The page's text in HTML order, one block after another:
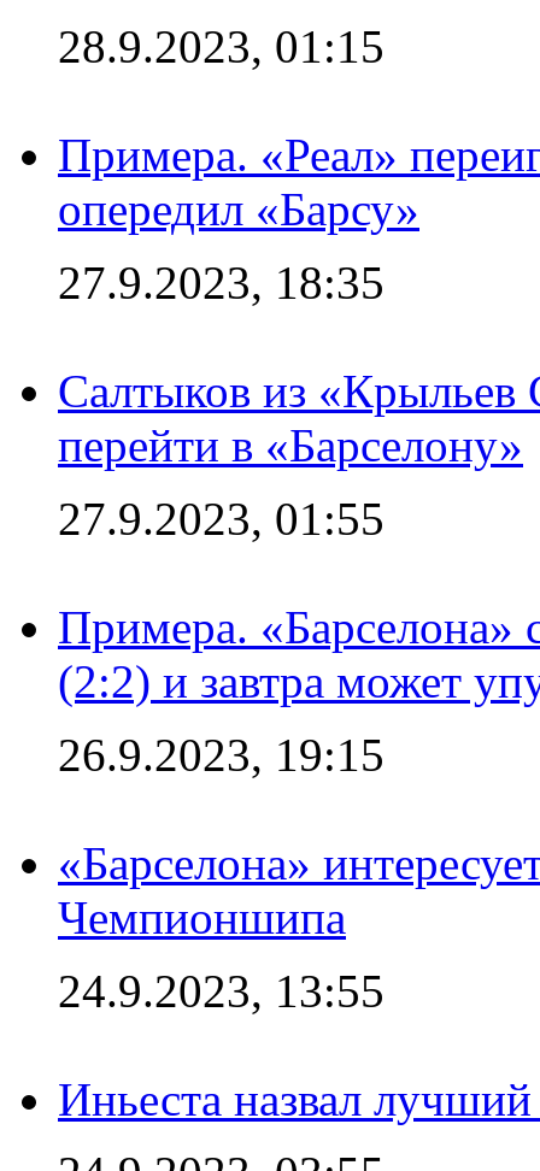
28.9.2023, 01:15
Примера. «Реал»
опередил «Барсу»
27.9.2023, 18:35
Салтыков из «Крыльев
перейти в «Барселону»
27.9.2023, 01:55
Примера. «Барселона»
(2:2) и завтра может
26.9.2023, 19:15
«Барселона»
Чемпионшипа
24.9.2023, 13:55
Иньеста назвал